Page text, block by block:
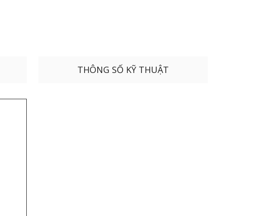
THÔNG SỐ KỸ THUẬT